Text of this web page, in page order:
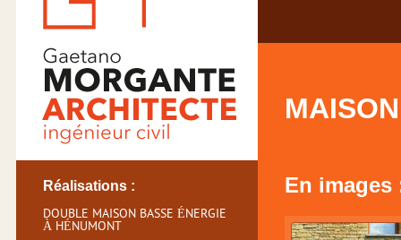
En images
Réalisations :
DOUBLE MAISON BASSE ÉNERGIE
À HÉNUMONT